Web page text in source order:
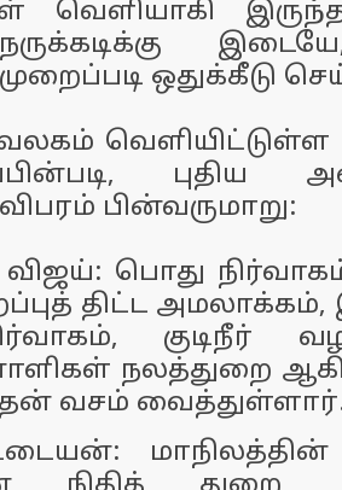
வெளியாகி
ஒதுக்கீடு
வெளியிட்டுள்ள
புதிய
பின்வருமாறு:
பொது
திட்ட
குடிநீர்
நலத்துறை
வசம்
மாநிலத்தின்